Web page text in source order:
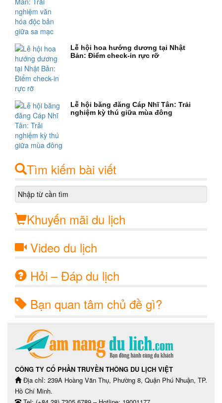
Lễ hội hoa hướng dương tại Nhật
Bản: Điểm check-in rực rỡ
Lễ hội băng đăng Cáp Nhĩ Tân: Trải
nghiệm kỳ thú giữa mùa đông
Tìm kiếm bài viết
Khuyến mãi du lịch
Video du lịch
Hỏi – Đáp du lịch
Bạn quan tâm chủ đề gì?
CÔNG TY CỔ PHẦN TRUYỀN THÔNG DU LỊCH VIỆT
Địa chỉ: 239A Hoàng Văn Thụ, Phường 8, Quận Phú Nhuận, TP.
Hồ Chí Minh.